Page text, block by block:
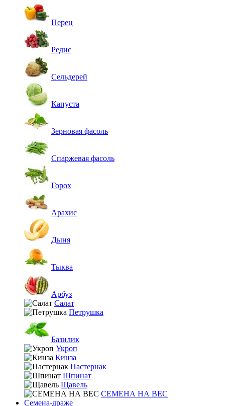
Перец
Редис
Сельдерей
Капуста
Зерновая фасоль
Спаржевая фасоль
Горох
Арахис
Дыня
Тыква
Арбуз
Салат
Петрушка
Базилик
Укроп
Кинза
Пастернак
Шпинат
Щавель
СЕМЕНА НА ВЕС
Семена-драже